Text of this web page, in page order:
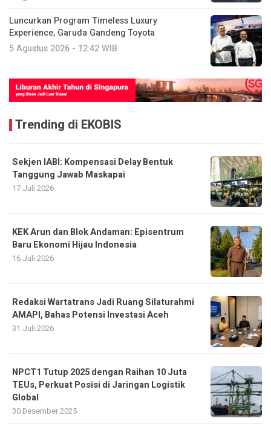
Luncurkan Program Timeless Luxury
Experience, Garuda Gandeng Toyota
5 Agustus 2026 - 12:42 WIB
Trending di EKOBIS
Sekjen IABI: Kompensasi Delay Bentuk
Tanggung Jawab Maskapai
17 Juli 2026
KEK Arun dan Blok Andaman: Episentrum
Baru Ekonomi Hijau Indonesia
16 Juli 2026
Redaksi Wartatrans Jadi Ruang Silaturahmi
AMAPI, Bahas Potensi Investasi Aceh
31 Juli 2026
NPCT1 Tutup 2025 dengan Raihan 10 Juta
TEUs, Perkuat Posisi di Jaringan Logistik
Global
30 Desember 2025